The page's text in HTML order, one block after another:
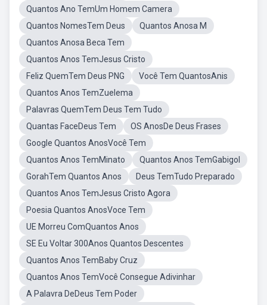
Quantos Ano TemUm Homem Camera
Quantos NomesTem Deus
Quantos Anosa M
Quantos Anosa Beca Tem
Quantos Anos TemJesus Cristo
Feliz QuemTem Deus PNG
Você Tem QuantosAnis
Quantos Anos TemZuelema
Palavras QuemTem Deus Tem Tudo
Quantas FaceDeus Tem
OS AnosDe Deus Frases
Google Quantos AnosVocê Tem
Quantos Anos TemMinato
Quantos Anos TemGabigol
GorahTem Quantos Anos
Deus TemTudo Preparado
Quantos Anos TemJesus Cristo Agora
Poesia Quantos AnosVoce Tem
UE Morreu ComQuantos Anos
SE Eu Voltar 300Anos Quantos Descentes
Quantos Anos TemBaby Cruz
Quantos Anos TemVocê Consegue Adivinhar
A Palavra DeDeus Tem Poder